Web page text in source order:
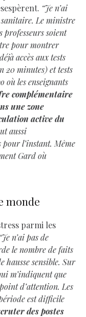
“Je n’ai
Le ministre
professeurs soient
pour montrer
accès aux tests
20 minutes) et tests
où les enseignants
complémentaire
une zone
active du
aussi
l’instant. Même
Gard où
monde
parmi les
“Je n’ai pas de
le nombre de faits
hausse sensible. Sur
m’indiquent que
d’attention. Les
est difficile
des postes